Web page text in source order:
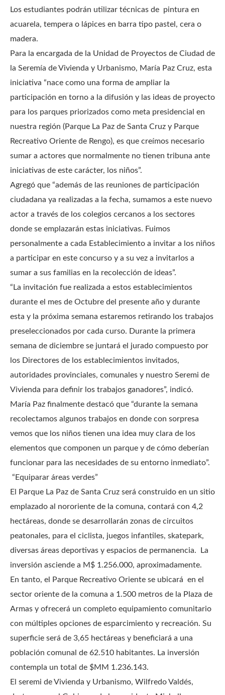
Los estudiantes podrán utilizar técnicas de pintura en
acuarela, tempera o lápices en barra tipo pastel, cera o
madera.
Para la encargada de la Unidad de Proyectos de Ciudad de
la Seremía de Vivienda y Urbanismo, María Paz Cruz, esta
iniciativa “nace como una forma de ampliar la
participación en torno a la difusión y las ideas de proyecto
para los parques priorizados como meta presidencial en
nuestra región (Parque La Paz de Santa Cruz y Parque
Recreativo Oriente de Rengo), es que creímos necesario
sumar a actores que normalmente no tienen tribuna ante
iniciativas de este carácter, los niños”.
Agregó que “además de las reuniones de participación
ciudadana ya realizadas a la fecha, sumamos a este nuevo
actor a través de los colegios cercanos a los sectores
donde se emplazarán estas iniciativas. Fuimos
personalmente a cada Establecimiento a invitar a los niños
a participar en este concurso y a su vez a invitarlos a
sumar a sus familias en la recolección de ideas”.
“La invitación fue realizada a estos establecimientos
durante el mes de Octubre del presente año y durante
esta y la próxima semana estaremos retirando los trabajos
preseleccionados por cada curso. Durante la primera
semana de diciembre se juntará el jurado compuesto por
los Directores de los establecimientos invitados,
autoridades provinciales, comunales y nuestro Seremi de
Vivienda para definir los trabajos ganadores”, indicó.
María Paz finalmente destacó que “durante la semana
recolectamos algunos trabajos en donde con sorpresa
vemos que los niños tienen una idea muy clara de los
elementos que componen un parque y de cómo deberían
funcionar para las necesidades de su entorno inmediato”.
“Equiparar áreas verdes”
El Parque La Paz de Santa Cruz será construido en un sitio
emplazado al nororiente de la comuna, contará con 4,2
hectáreas, donde se desarrollarán zonas de circuitos
peatonales, para el ciclista, juegos infantiles, skatepark,
diversas áreas deportivas y espacios de permanencia. La
inversión asciende a M$ 1.256.000, aproximadamente.
En tanto, el Parque Recreativo Oriente se ubicará en el
sector oriente de la comuna a 1.500 metros de la Plaza de
Armas y ofrecerá un completo equipamiento comunitario
con múltiples opciones de esparcimiento y recreación. Su
superficie será de 3,65 hectáreas y beneficiará a una
población comunal de 62.510 habitantes. La inversión
contempla un total de $MM 1.236.143.
El seremi de Vivienda y Urbanismo, Wilfredo Valdés,